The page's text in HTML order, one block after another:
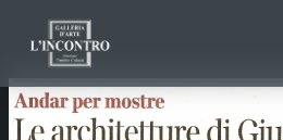
CHI SIAMO